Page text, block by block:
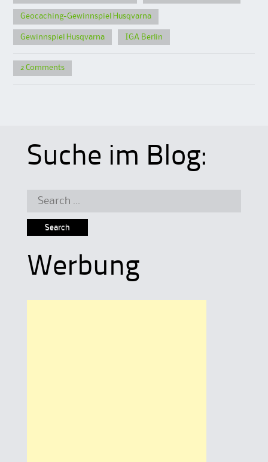
Geocaching-Gewinnspiel Husqvarna
Gewinnspiel Husqvarna IGA Berlin
2 Comments
Suche im Blog:
Search
Werbung